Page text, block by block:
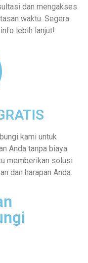
dan mengakses
waktu. Segera
lebih lanjut!
kami untuk
Anda tanpa biaya
memberikan solusi
dan harapan Anda.